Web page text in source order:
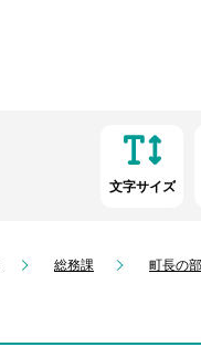
文字サイズ
総務課 町長の